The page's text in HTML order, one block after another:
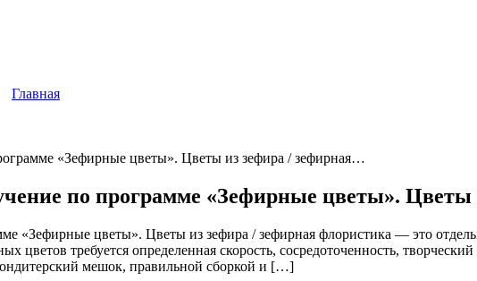
Главная
«Зефирные цветы». Цветы из зефира / зефирная…
по программе «Зефирные цветы». Цветы
«Зефирные цветы». Цветы из зефира / зефирная флористика — это
цветов требуется определенная скорость, сосредоточенность,
мешок, правильной сборкой и […]